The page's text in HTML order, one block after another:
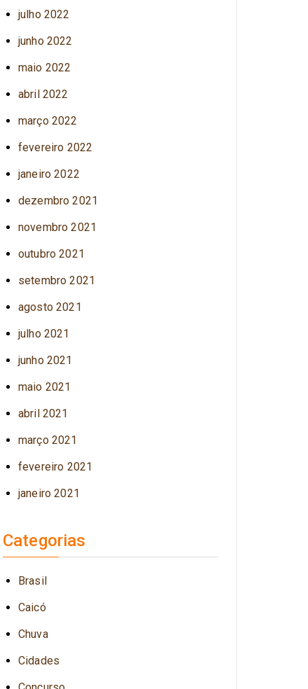
julho 2022
junho 2022
maio 2022
abril 2022
março 2022
fevereiro 2022
janeiro 2022
dezembro 2021
novembro 2021
outubro 2021
setembro 2021
agosto 2021
julho 2021
junho 2021
maio 2021
abril 2021
março 2021
fevereiro 2021
janeiro 2021
Categorias
Brasil
Caicó
Chuva
Cidades